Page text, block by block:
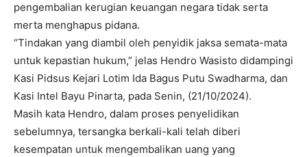
pengembalian kerugian keuangan negara tidak serta
merta menghapus pidana.
“Tindakan yang diambil oleh penyidik jaksa semata-mata
untuk kepastian hukum,” jelas Hendro Wasisto didampingi
Kasi Pidsus Kejari Lotim Ida Bagus Putu Swadharma, dan
Kasi Intel Bayu Pinarta, pada Senin, (21/10/2024).
Masih kata Hendro, dalam proses penyelidikan
sebelumnya, tersangka berkali-kali telah diberi
kesempatan untuk mengembalikan uang yang